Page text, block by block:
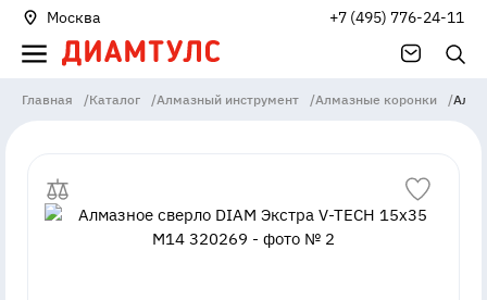
Москва +7 (495) 776-24-11
Главная /Каталог /Алмазный инструмент /Алмазные коронки /